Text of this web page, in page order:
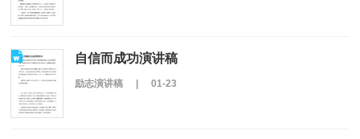
自信而成功演讲稿
励志演讲稿 01-23